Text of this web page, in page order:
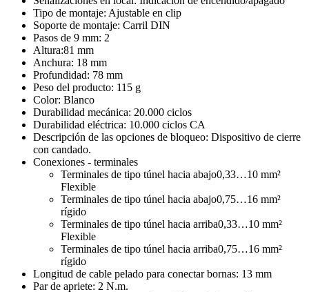
Tipo de montaje: Ajustable en clip
Soporte de montaje: Carril DIN
Pasos de 9 mm: 2
Altura:81 mm
Anchura: 18 mm
Profundidad: 78 mm
Peso del producto: 115 g
Color: Blanco
Durabilidad mecánica: 20.000 ciclos
Durabilidad eléctrica: 10.000 ciclos CA
Descripción de las opciones de bloqueo: Dispositivo de cierre
con candado.
Conexiones - terminales
Terminales de tipo túnel hacia abajo0,33…10 mm²
Flexible
Terminales de tipo túnel hacia abajo0,75…16 mm²
rígido
Terminales de tipo túnel hacia arriba0,33…10 mm²
Flexible
Terminales de tipo túnel hacia arriba0,75…16 mm²
rígido
Longitud de cable pelado para conectar bornas: 13 mm
Par de apriete: 2 N.m.